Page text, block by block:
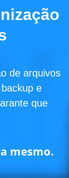
de arquivos
e
que
mesmo.